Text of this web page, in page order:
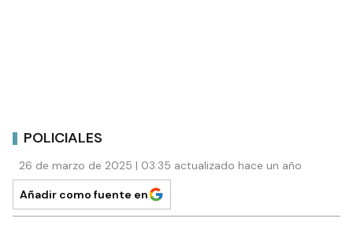
POLICIALES
26 de marzo de 2025 | 03:35 actualizado hace un año
Añadir como fuente en